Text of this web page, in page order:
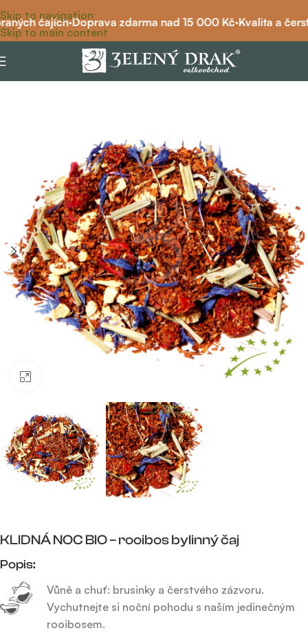
Skip to navigation
Skip to main content
čajích·Doprava zdarma nad 15 000 Kč·Kvalita a
rooibos bio
KLIDNÁ NOC BIO – rooibos bylinný čaj
Popis:
Vůně a chuť: brusinky a čerstvého zázvoru.
Vychutnejte si noční pohodu s naším jedinečným
rooibosem.